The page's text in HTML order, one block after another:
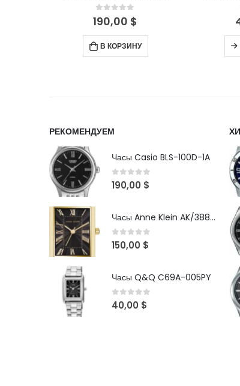
0out of 5
190,00 $
В КОРЗИНУ
РЕКОМЕНДУЕМ
Часы Casio BLS-100D-1A
0out of 5
190,00 $
Часы Anne Klein AK/3882BKGB
0out of 5
150,00 $
Часы Q&Q C69A-005PY
0 out of 5
40,00 $